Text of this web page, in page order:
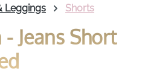
Leggings Shorts
Jeans Short